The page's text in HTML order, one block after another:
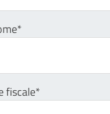
fiscale*